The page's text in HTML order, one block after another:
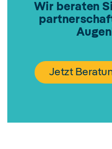
Wir beraten
Jetzt